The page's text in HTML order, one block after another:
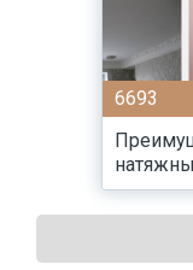
6693